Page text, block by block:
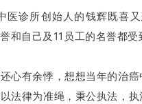
医诊所创始人的钱辉既喜
和自己及11员工的名誉都
心有余悸，想想当年的治
法律为准绳，秉公执法，